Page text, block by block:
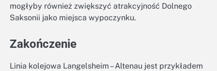
mogłyby również zwiększyć atrakcyjność Dolnego
Saksonii jako miejsca wypoczynku.
Zakończenie
Linia kolejowa Langelsheim – Altenau jest przykładem